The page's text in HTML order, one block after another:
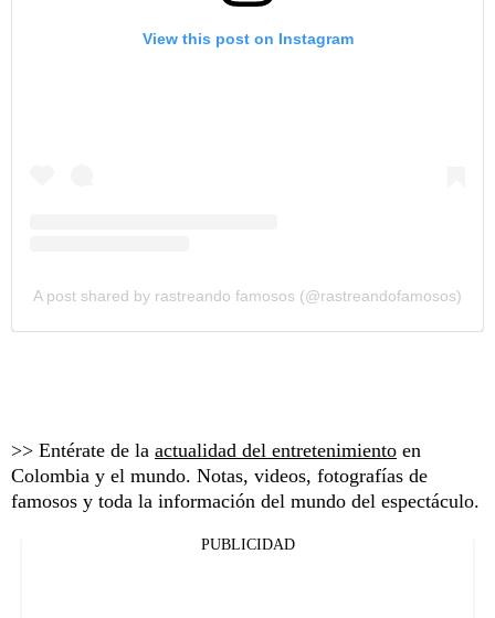
View this post on Instagram
A post shared by rastreando famosos (@rastreandofamosos)
>> Entérate de la actualidad del entretenimiento en
Colombia y el mundo. Notas, videos, fotografías de
famosos y toda la información del mundo del espectáculo.
PUBLICIDAD